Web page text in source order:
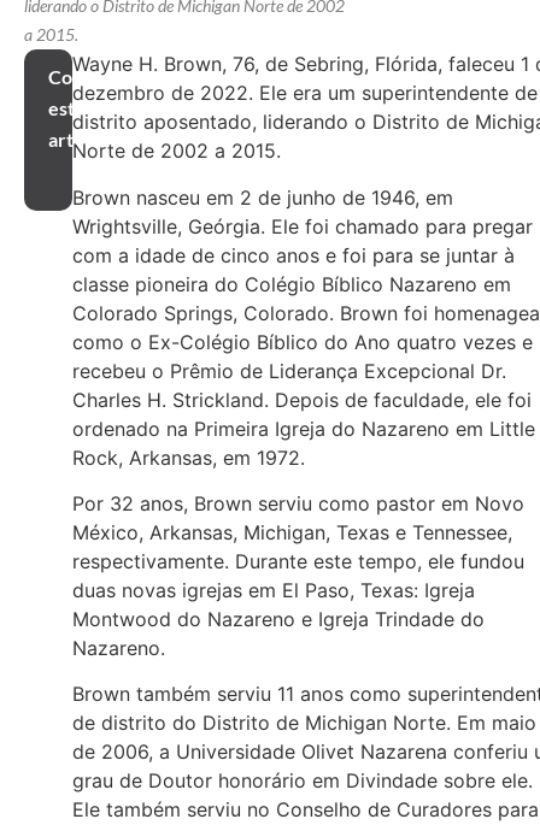
liderando o Distrito de Michigan Norte de 2002
a 2015.
Compartilhar
este
artigo
Wayne H. Brown, 76, de Sebring, Flórida, faleceu 1
dezembro de 2022. Ele era um superintendente de
distrito aposentado, liderando o Distrito de
Norte de 2002 a 2015.
Brown nasceu em 2 de junho de 1946, em
Wrightsville, Geórgia. Ele foi chamado para pregar
com a idade de cinco anos e foi para se juntar à
classe pioneira do Colégio Bíblico Nazareno em
Colorado Springs, Colorado. Brown foi
como o Ex-Colégio Bíblico do Ano quatro vezes e
recebeu o Prêmio de Liderança Excepcional Dr.
Charles H. Strickland. Depois de faculdade, ele foi
ordenado na Primeira Igreja do Nazareno em Little
Rock, Arkansas, em 1972.
Por 32 anos, Brown serviu como pastor em Novo
México, Arkansas, Michigan, Texas e Tennessee,
respectivamente. Durante este tempo, ele fundou
duas novas igrejas em El Paso, Texas: Igreja
Montwood do Nazareno e Igreja Trindade do
Nazareno.
Brown também serviu 11 anos como
de distrito do Distrito de Michigan Norte. Em maio
de 2006, a Universidade Olivet Nazarena conferiu
grau de Doutor honorário em Divindade sobre ele.
Ele também serviu no Conselho de Curadores